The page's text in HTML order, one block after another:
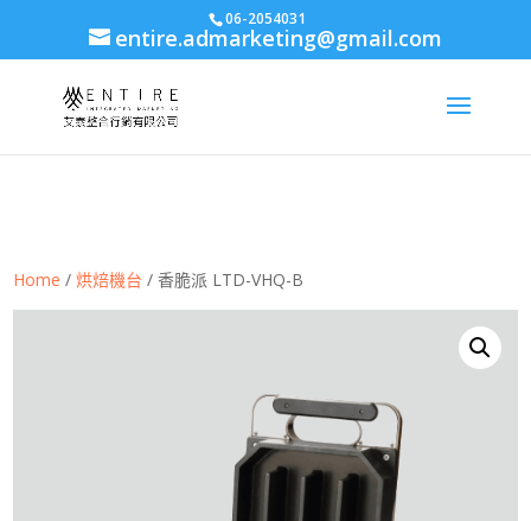
body{font-family: arial,"Microsoft JhengHei","微軟正黑體",sans-serif
06-2054031
entire.admarketing@gmail.com
Home /烘焙機台 / 香脆派 LTD-VHQ-B